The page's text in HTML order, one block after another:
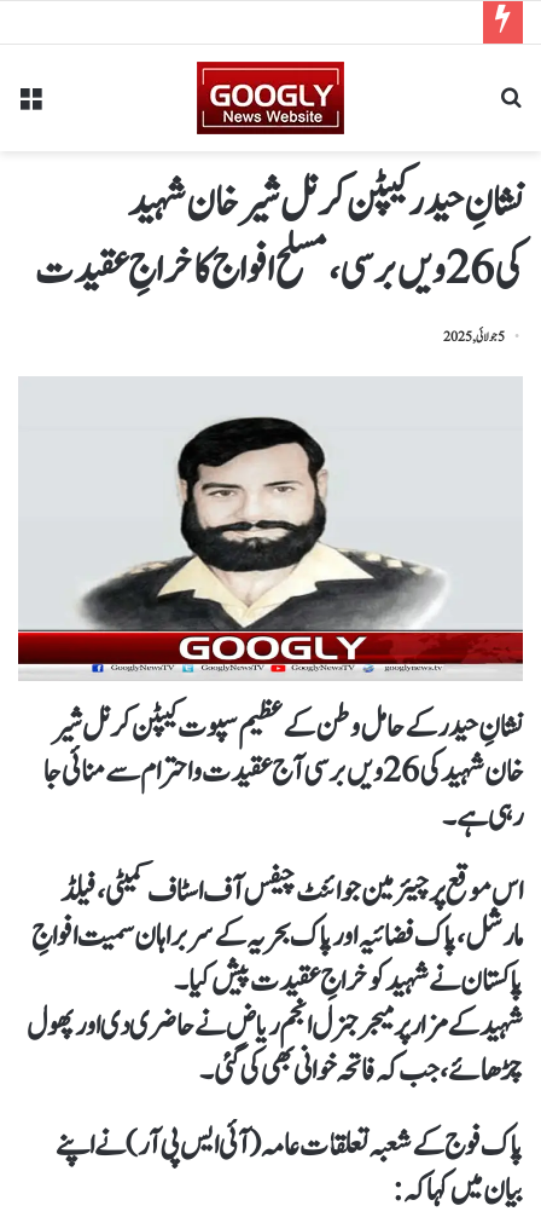
نشانِ حیدر کیپٹن کرنل شیر خان شہید
کی 26ویں برسی، مسلح افواج کا خراجِ عقیدت
5 جولائی, 2025
نشانِ حیدر کے حامل وطن کے عظیم سپوت کیپٹن کرنل شیر
خان شہید کی 26ویں برسی آج عقیدت و احترام سے منائی جا
رہی ہے۔
اس موقع پر چیئرمین جوائنٹ چیفس آف اسٹاف کمیٹی، فیلڈ
مارشل، پاک فضائیہ اور پاک بحریہ کے سربراہان سمیت افواجِ
پاکستان نے شہید کو خراجِ عقیدت پیش کیا۔
شہید کے مزار پر میجر جنرل انجم ریاض نے حاضری دی اور پھول
چڑھائے، جب کہ فاتحہ خوانی بھی کی گئی۔
پاک فوج کے شعبہ تعلقات عامہ (آئی ایس پی آر) نے اپنے
بیان میں کہا کہ: